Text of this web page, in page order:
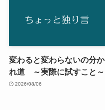
変わると変わらないの分か
れ道 ～実際に試すこと～
2026/08/06